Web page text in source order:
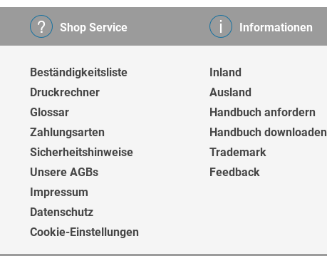
Shop Service
Beständigkeitsliste
Druckrechner
Glossar
Zahlungsarten
Sicherheitshinweise
Unsere AGBs
Impressum
Datenschutz
Cookie-Einstellungen
Informationen
Inland
Ausland
Handbuch anfordern
Handbuch downloaden
Trademark
Feedback